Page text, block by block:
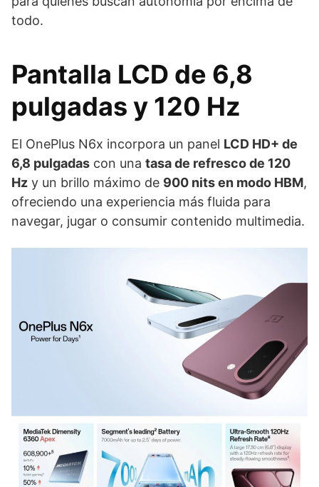
todo.
Pantalla LCD de 6,8
pulgadas y 120 Hz
El OnePlus N6x incorpora un panel LCD HD+ de
6,8 pulgadas con una tasa de refresco de 120
Hz y un brillo máximo de 900 nits en modo HBM,
ofreciendo una experiencia más fluida para
navegar, jugar o consumir contenido multimedia.